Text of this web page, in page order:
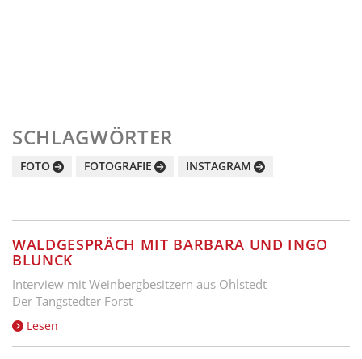
SCHLAGWÖRTER
FOTO FOTOGRAFIE INSTAGRAM
WALDGESPRÄCH MIT BARBARA UND INGO
BLUNCK
Interview mit Weinbergbesitzern aus Ohlstedt
Der Tangstedter Forst
Lesen